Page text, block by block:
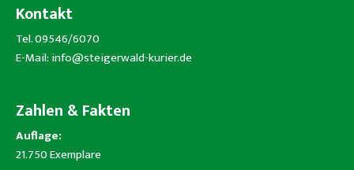
Kontakt
Tel. 09546/6070
E-Mail: info@steigerwald-kurier.de
Zahlen & Fakten
Auflage:
21.750 Exemplare